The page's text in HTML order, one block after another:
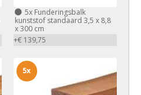
5xFunderingsbalk
kunststof standaard 3,5 x 8,8
x 300 cm
+€ 139,75
5x